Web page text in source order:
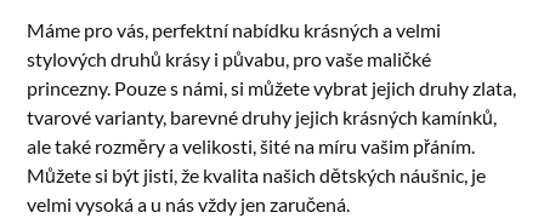
Máme pro vás, perfektní nabídku krásných a velmi
stylových druhů krásy i půvabu, pro vaše maličké
princezny. Pouze s námi, si můžete vybrat jejich druhy zlata,
tvarové varianty, barevné druhy jejich krásných kamínků,
ale také rozměry a velikosti, šité na míru vašim přáním.
Můžete si být jisti, že kvalita našich dětských náušnic, je
velmi vysoká a u nás vždy jen zaručená.